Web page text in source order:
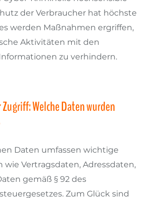
der Verbraucher hat höchste
werden Maßnahmen ergriffen,
Aktivitäten mit den
zu verhindern.
Welche Daten wurden
Daten umfassen wichtige
wie Vertragsdaten, Adressdaten,
gemäß § 92 des
Zum Glück sind